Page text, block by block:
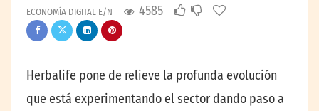
ECONOMÍA DIGITAL E/N 4585
Herbalife pone de relieve la profunda evolución
que está experimentando el sector dando paso a